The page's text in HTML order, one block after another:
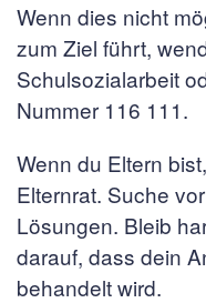
Wenn dies nicht
zum Ziel führt,
Schulsozialarbeit
Nummer 116 111.
Wenn du Eltern
Elternrat. Suche
Lösungen. Bleib
darauf, dass dein
behandelt wird.